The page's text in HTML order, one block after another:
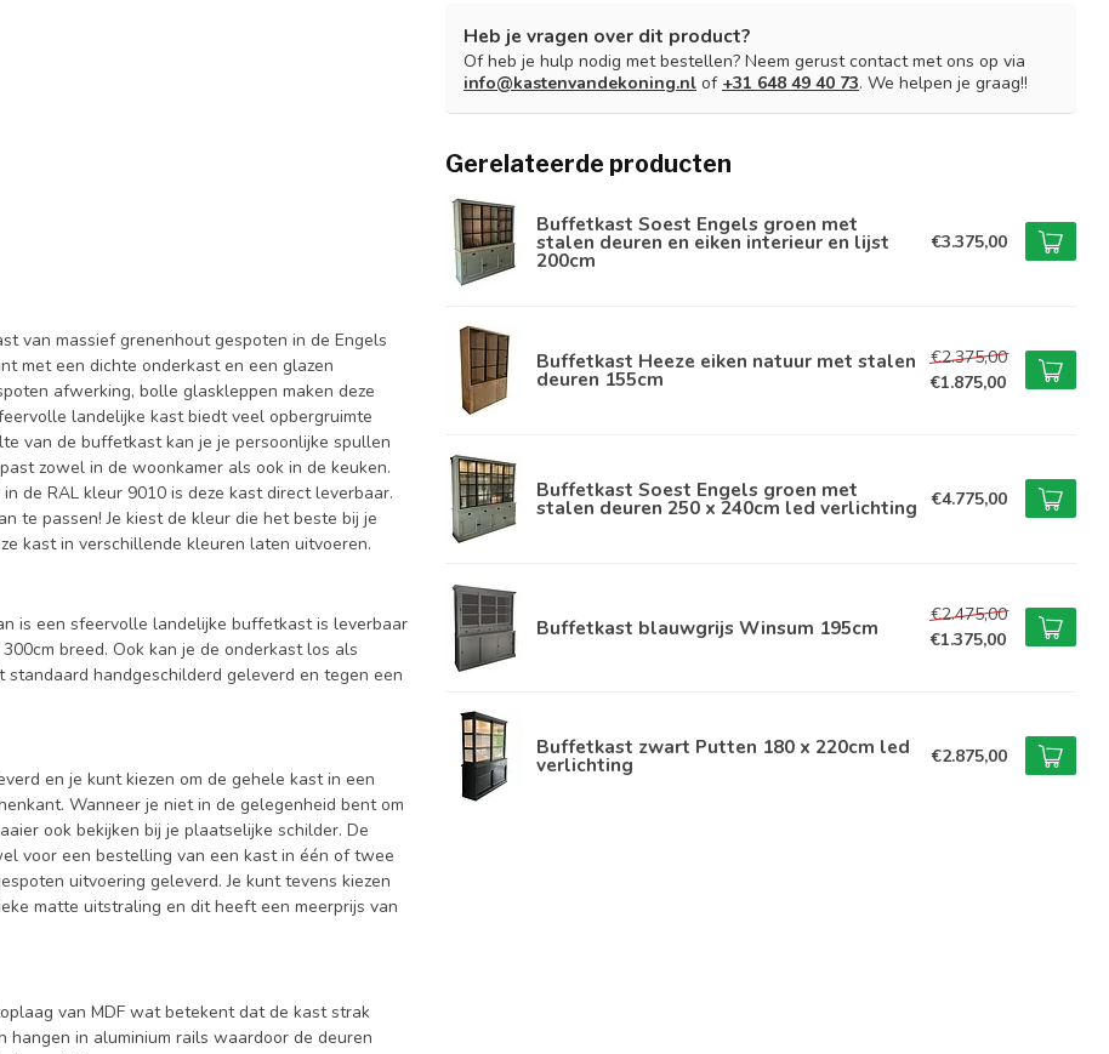
van massief grenenhout gespoten in de Engels
met een dichte onderkast en een glazen
afwerking, bolle glaskleppen maken deze
landelijke kast biedt veel opbergruimte
van de buffetkast kan je je persoonlijke spullen
zowel in de woonkamer als ook in de keuken.
de RAL kleur 9010 is deze kast direct leverbaar.
te passen! Je kiest de kleur die het beste bij je
kast in verschillende kleuren laten uitvoeren.
is een sfeervolle landelijke buffetkast is leverbaar
breed. Ook kan je de onderkast los als
handgeschilderd geleverd en tegen een
en je kunt kiezen om de gehele kast in een
Wanneer je niet in de gelegenheid bent om
ook bekijken bij je plaatselijke schilder. De
voor een bestelling van een kast in één of twee
uitvoering geleverd. Je kunt tevens kiezen
matte uitstraling en dit heeft een meerprijs van
van MDF wat betekent dat de kast strak
in aluminium rails waardoor de deuren
Heb je vragen over dit product?
Of heb je hulp nodig met bestellen? Neem gerust contact met ons op via
info@kastenvandekoning.nl of +31 648 49 40 73. We helpen je graag!!
Gerelateerde producten
Buffetkast Soest Engels groen met
stalen deuren en eiken interieur en lijst
200cm
€3.375,00
Buffetkast Heeze eiken natuur met stalen
deuren 155cm
€2.375,00
€1.875,00
Buffetkast Soest Engels groen met
stalen deuren 250 x 240cm led verlichting €4.775,00
Buffetkast blauwgrijs Winsum 195cm
€2.475,00
€1.375,00
Buffetkast zwart Putten 180 x 220cm led
verlichting €2.875,00